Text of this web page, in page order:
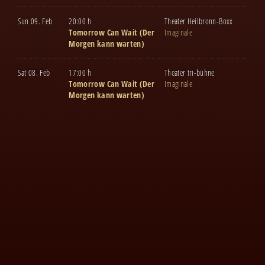
Sun 09. Feb
20:00 h
Tomorrow Can Wait (Der
Morgen kann warten)
Theater Heilbronn-Boxx
Imaginale
Sat 08. Feb
17:00 h
Tomorrow Can Wait (Der
Morgen kann warten)
Theater tri-bühne
Imaginale